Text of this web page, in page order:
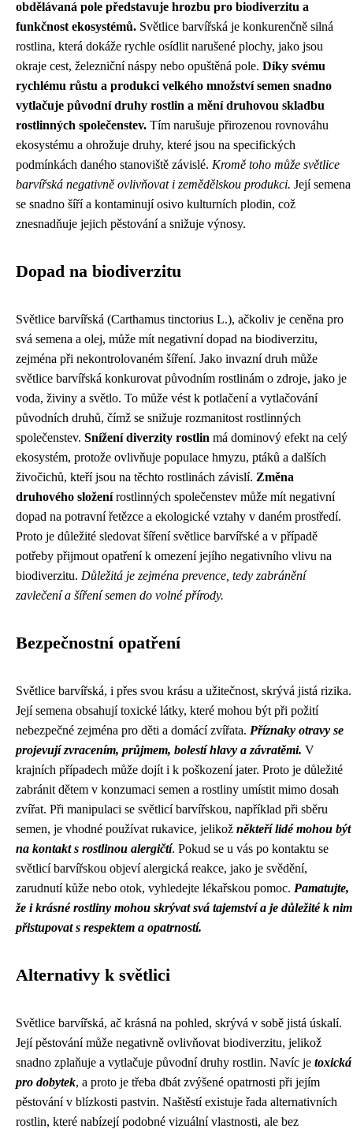
obdělávaná pole představuje hrozbu pro biodiverzitu a
funkčnost ekosystémů. Světlice barvířská je konkurenčně silná
rostlina, která dokáže rychle osídlit narušené plochy, jako jsou
okraje cest, železniční náspy nebo opuštěná pole. Díky svému
rychlému růstu a produkci velkého množství semen snadno
vytlačuje původní druhy rostlin a mění druhovou skladbu
rostlinných společenstev. Tím narušuje přirozenou rovnováhu
ekosystému a ohrožuje druhy, které jsou na specifických
podmínkách daného stanoviště závislé. Kromě toho může světlice
barvířská negativně ovlivňovat i zemědělskou produkci. Její semena
se snadno šíří a kontaminují osivo kulturních plodin, což
znesnadňuje jejich pěstování a snižuje výnosy.
Dopad na biodiverzitu
Světlice barvířská (Carthamus tinctorius L.), ačkoliv je ceněna pro
svá semena a olej, může mít negativní dopad na biodiverzitu,
zejména při nekontrolovaném šíření. Jako invazní druh může
světlice barvířská konkurovat původním rostlinám o zdroje, jako je
voda, živiny a světlo. To může vést k potlačení a vytlačování
původních druhů, čímž se snižuje rozmanitost rostlinných
společenstev. Snížení diverzity rostlin má dominový efekt na celý
ekosystém, protože ovlivňuje populace hmyzu, ptáků a dalších
živočichů, kteří jsou na těchto rostlinách závislí. Změna
druhového složenírostlinných společenstev může mít negativní
dopad na potravní řetězce a ekologické vztahy v daném prostředí.
Proto je důležité sledovat šíření světlice barvířské a v případě
potřeby přijmout opatření k omezení jejího negativního vlivu na
biodiverzitu. Důležitá je zejména prevence, tedy zabránění
zavlečení a šíření semen do volné přírody.
Bezpečnostní opatření
Světlice barvířská, i přes svou krásu a užitečnost, skrývá jistá rizika.
Její semena obsahují toxické látky, které mohou být při požití
nebezpečné zejména pro děti a domácí zvířata. Příznaky otravy se
projevují zvracením, průjmem, bolestí hlavy a závratěmi. V
krajních případech může dojít i k poškození jater. Proto je důležité
zabránit dětem v konzumaci semen a rostliny umístit mimo dosah
zvířat. Při manipulaci se světlicí barvířskou, například při sběru
semen, je vhodné používat rukavice, jelikož někteří lidé mohou být
na kontakt s rostlinou alergičtí. Pokud se u vás po kontaktu se
světlicí barvířskou objeví alergická reakce, jako je svědění,
zarudnutí kůže nebo otok, vyhledejte lékařskou pomoc. Pamatujte,
že i krásné rostliny mohou skrývat svá tajemství a je důležité k nim
přistupovat s respektem a opatrností.
Alternativy k světlici
Světlice barvířská, ač krásná na pohled, skrývá v sobě jistá úskalí.
Její pěstování může negativně ovlivňovat biodiverzitu, jelikož
snadno zplaňuje a vytlačuje původní druhy rostlin. Navíc je toxická
pro dobytek, a proto je třeba dbát zvýšené opatrnosti při jejím
pěstování v blízkosti pastvin. Naštěstí existuje řada alternativních
rostlin, které nabízejí podobné vizuální vlastnosti, ale bez